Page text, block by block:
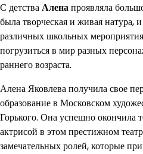
С детстваАленапроявляла
была творческая и живая натура,
различных школьных
погрузиться в мир разных
раннего возраста.
Алена Яковлева получила свое
образование в Московском
Горького. Она успешно окончила
актрисой в этом престижном
замечательных ролей, которые